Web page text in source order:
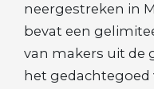
neergestreken in
bevat een
van makers uit de
het gedachtegoed